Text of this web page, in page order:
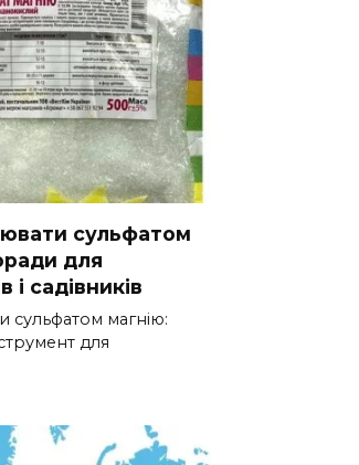
сульфатом
для
і садівників
магнію:
для